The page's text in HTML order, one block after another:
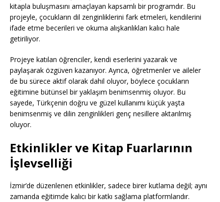
kitapla buluşmasını amaçlayan kapsamlı bir programdır. Bu
projeyle, çocukların dil zenginliklerini fark etmeleri, kendilerini
ifade etme becerileri ve okuma alışkanlıkları kalıcı hale
getiriliyor.
Projeye katılan öğrenciler, kendi eserlerini yazarak ve
paylaşarak özgüven kazanıyor. Ayrıca, öğretmenler ve aileler
de bu sürece aktif olarak dahil oluyor, böylece çocukların
eğitimine bütünsel bir yaklaşım benimsenmiş oluyor. Bu
sayede, Türkçenin doğru ve güzel kullanımı küçük yaşta
benimsenmiş ve dilin zenginlikleri genç nesillere aktarılmış
oluyor.
Etkinlikler ve Kitap Fuarlarının
İşlevselliği
İzmir’de düzenlenen etkinlikler, sadece birer kutlama değil; aynı
zamanda eğitimde kalıcı bir katkı sağlama platformlarıdır.